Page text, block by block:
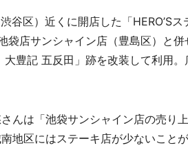
区）近くに開店した「HERO’Sス
袋店サンシャイン店（豊島区）と
豊記 五反田」跡を改装して利用。
んは「池袋サンシャイン店の売り
地区にはステーキ店が少ないこと